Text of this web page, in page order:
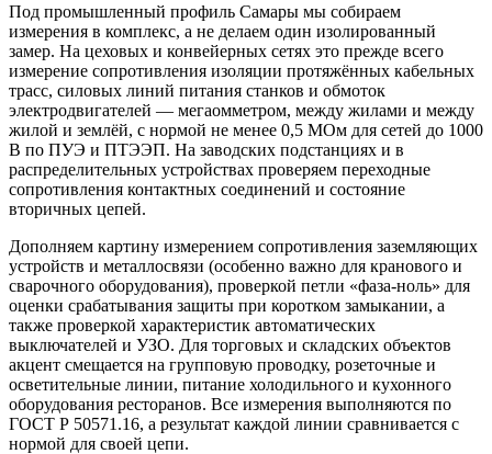
Под промышленный профиль Самары мы собираем
измерения в комплекс, а не делаем один изолированный
замер. На цеховых и конвейерных сетях это прежде всего
измерение сопротивления изоляции протяжённых кабельных
трасс, силовых линий питания станков и обмоток
электродвигателей — мегаомметром, между жилами и между
жилой и землёй, с нормой не менее 0,5 МОм для сетей до 1000
В по ПУЭ и ПТЭЭП. На заводских подстанциях и в
распределительных устройствах проверяем переходные
сопротивления контактных соединений и состояние
вторичных цепей.
Дополняем картину измерением сопротивления заземляющих
устройств и металлосвязи (особенно важно для кранового и
сварочного оборудования), проверкой петли «фаза-ноль» для
оценки срабатывания защиты при коротком замыкании, а
также проверкой характеристик автоматических
выключателей и УЗО. Для торговых и складских объектов
акцент смещается на групповую проводку, розеточные и
осветительные линии, питание холодильного и кухонного
оборудования ресторанов. Все измерения выполняются по
ГОСТ Р 50571.16, а результат каждой линии сравнивается с
нормой для своей цепи.